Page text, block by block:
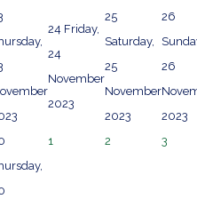
24 Friday,
24
November
2023
25
Saturday,
25
November
2023
26
26
2023
1 2 3